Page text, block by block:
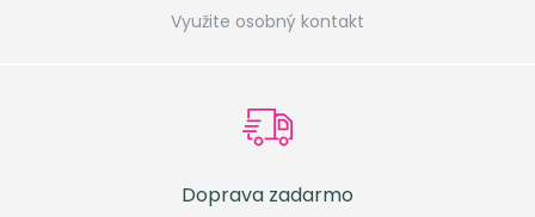
Využite osobný kontakt
Doprava zadarmo